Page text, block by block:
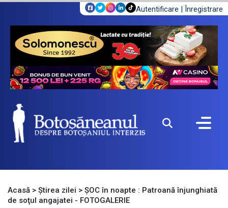
Autentificare | Înregistrare
Acasă > Știrea zilei > ŞOC în noapte : Patroană înjunghiată
de soţul angajatei - FOTOGALERIE